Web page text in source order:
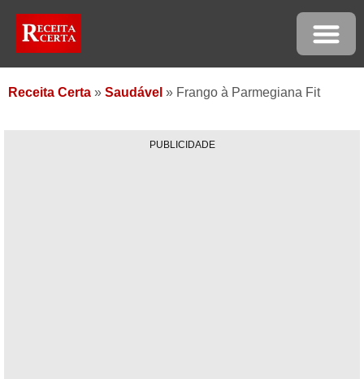
Receita Certa » Saudável » Frango à Parmegiana Fit
PUBLICIDADE